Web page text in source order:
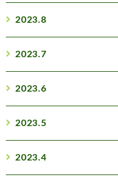
2023.8
2023.7
2023.6
2023.5
2023.4